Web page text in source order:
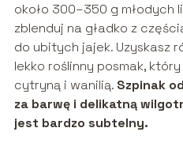
około 300–350 g młodych
zblenduj na gładko z
do ubitych jajek. Uzyskasz
lekko roślinny posmak,
cytryną i wanilią. Szpinak
za barwę i delikatną
jest bardzo subtelny.